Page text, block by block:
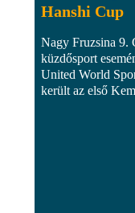
Hanshi Cup
Nagy Fruzsina 9.
küzdősport
United World
került az első